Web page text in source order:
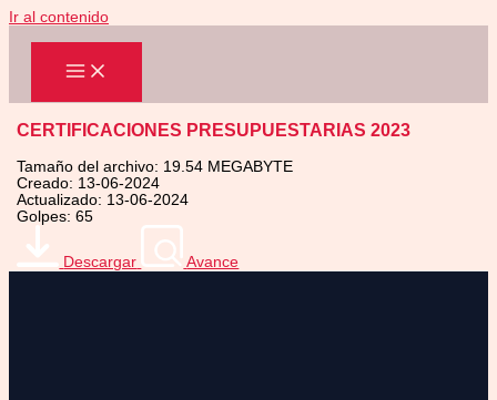
Ir al contenido
CERTIFICACIONES PRESUPUESTARIAS 2023
Tamaño del archivo: 19.54 MEGABYTE
Creado: 13-06-2024
Actualizado: 13-06-2024
Golpes: 65
Descargar Avance